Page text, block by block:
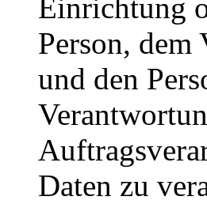
Einrichtung
Person,
und den
Daten zu